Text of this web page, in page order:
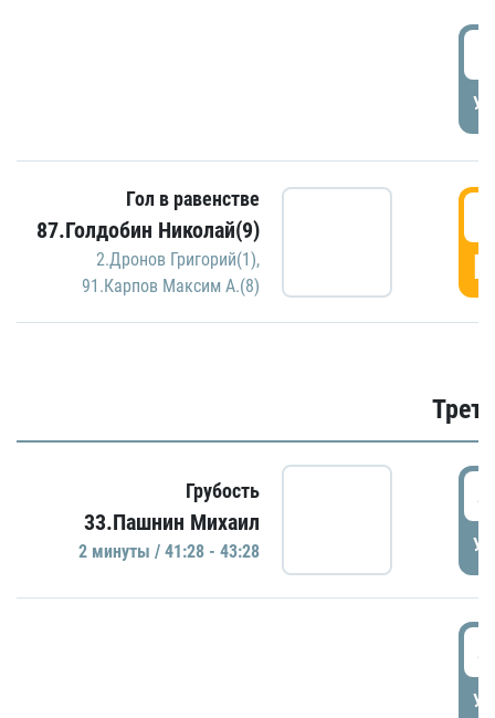
Гол в равенстве
87.Голдобин Николай(9)
2.Дронов Григорий(1),
91.Карпов Максим А.(8)
Грубость
33.Пашнин Михаил
2 минуты / 41:28 - 43:28